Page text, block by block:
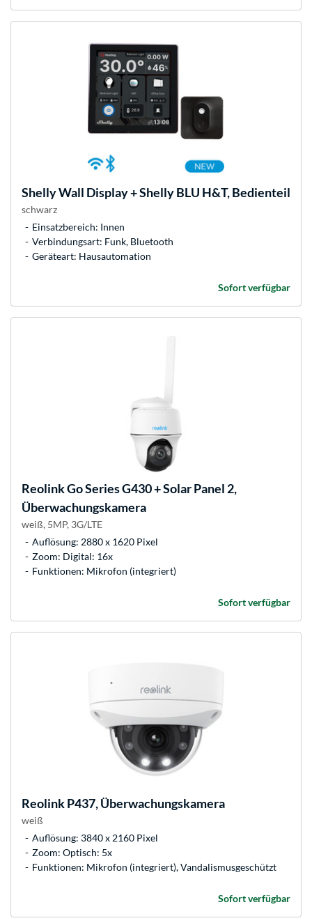
ShellyWall Display + Shelly BLU H&T, Bedienteil
schwarz
Einsatzbereich: Innen
Verbindungsart: Funk, Bluetooth
Geräteart: Hausautomation
Sofort verfügbar
ReolinkGo Series G430 + Solar Panel 2,
Überwachungskamera
weiß, 5MP, 3G/LTE
Auflösung: 2880 x 1620 Pixel
Zoom: Digital: 16x
Funktionen: Mikrofon (integriert)
Sofort verfügbar
ReolinkP437, Überwachungskamera
weiß
Auflösung: 3840 x 2160 Pixel
Zoom: Optisch: 5x
Funktionen: Mikrofon (integriert), Vandalismusgeschützt
Sofort verfügbar